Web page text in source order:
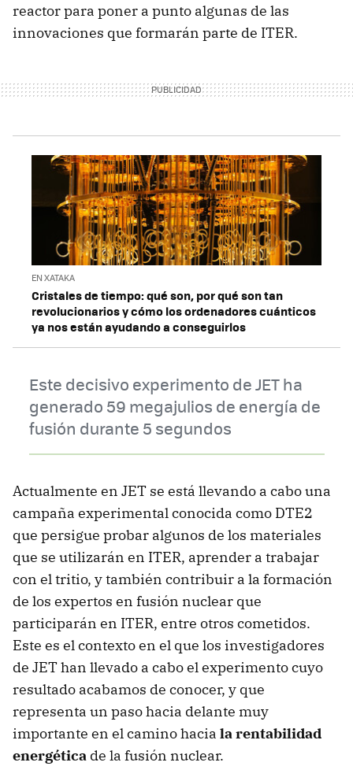
reactor para poner a punto algunas de las
innovaciones que formarán parte de ITER.
EN XATAKA
Cristales de tiempo: qué son, por qué son tan
revolucionarios y cómo los ordenadores cuánticos
ya nos están ayudando a conseguirlos
Este decisivo experimento de JET ha
generado 59 megajulios de energía de
fusión durante 5 segundos
Actualmente en JET se está llevando a cabo una
campaña experimental conocida como DTE2
que persigue probar algunos de los materiales
que se utilizarán en ITER, aprender a trabajar
con el tritio, y también contribuir a la formación
de los expertos en fusión nuclear que
participarán en ITER, entre otros cometidos.
Este es el contexto en el que los investigadores
de JET han llevado a cabo el experimento cuyo
resultado acabamos de conocer, y que
representa un paso hacia delante muy
importante en el camino hacia la rentabilidad
energética de la fusión nuclear.